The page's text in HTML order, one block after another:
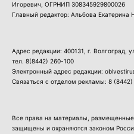
Игоревич, ОГРНИП 308345929800026
Главный редактор: Альбова Екатерина
Адрес редакции: 400131, г. Волгоград,
тел. 8(8442) 260-100
Электронный адрес редакции:
Связаться с отделом рекламы: 8
Все права на материалы,
защищены и охраняются законом